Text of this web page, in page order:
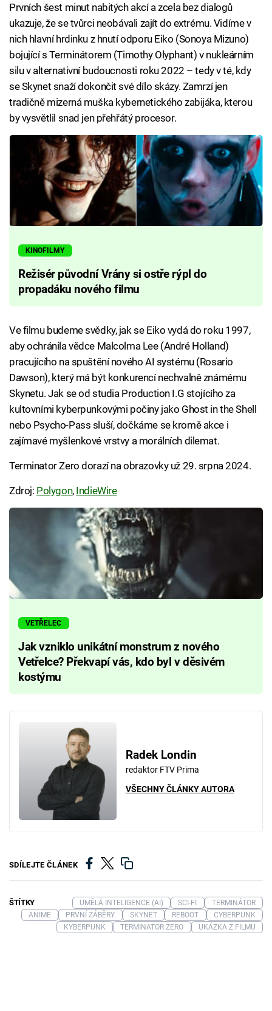
Prvních šest minut nabitých akcí a zcela bez dialogů
ukazuje, že se tvůrci neobávali zajít do extrému. Vidíme v
nich hlavní hrdinku z hnutí odporu Eiko (Sonoya Mizuno)
bojující s Terminátorem (Timothy Olyphant) v nukleárním
silu v alternativní budoucnosti roku 2022 – tedy v té, kdy
se Skynet snaží dokončit své dílo skázy. Zamrzí jen
tradičně mizerná muška kybernetického zabijáka, kterou
by vysvětlil snad jen přehřátý procesor.
KINOFILMY
Režisér původní Vrány si ostře rýpl do
propadáku nového filmu
Ve filmu budeme svědky, jak se Eiko vydá do roku 1997,
aby ochránila vědce Malcolma Lee (André Holland)
pracujícího na spuštění nového AI systému (Rosario
Dawson), který má být konkurencí nechvalně známému
Skynetu. Jak se od studia Production I.G stojícího za
kultovními kyberpunkovými počiny jako Ghost in the Shell
nebo Psycho-Pass sluší, dočkáme se kromě akce i
zajímavé myšlenkové vrstvy a morálních dilemat.
Terminator Zero dorazí na obrazovky už 29. srpna 2024.
Zdroj: Polygon, IndieWire
VETŘELEC
Jak vzniklo unikátní monstrum z nového
Vetřelce? Překvapí vás, kdo byl v děsivém
kostýmu
Radek Londin
redaktor FTV Prima
VŠECHNY ČLÁNKY AUTORA
SDÍLEJTE ČLÁNEK
ŠTÍTKY UMĚLÁ INTELIGENCE (AI) SCI-FI
TERMINÁTOR
ANIME
PRVNÍ ZÁBĚRY SKYNET REBOOT
CYBERPUNK
KYBERPUNK
TERMINATOR ZERO UKÁZKA Z FILMU